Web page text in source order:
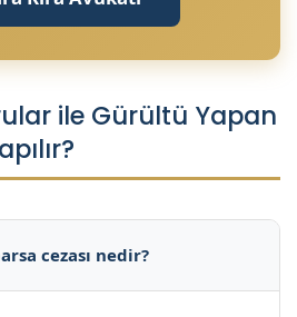
ile Gürültü Yapan
cezası nedir?